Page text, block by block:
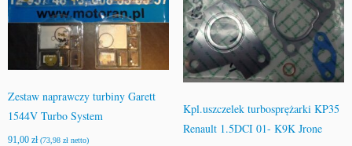
Zestaw naprawczy turbiny Garett
1544V Turbo System
91,00 zł (73,98 zł netto)
Kpl.uszczelek turbosprężarki KP35
Renault 1.5DCI 01- K9K Jrone